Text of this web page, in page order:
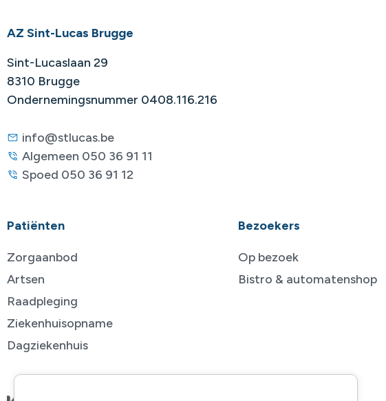
AZ Sint-Lucas Brugge
Sint-Lucaslaan 29
8310 Brugge
Ondernemingsnummer 0408.116.216
info@stlucas.be
Algemeen 050 36 91 11
Spoed 050 36 91 12
Patiënten
Zorgaanbod
Artsen
Raadpleging
Ziekenhuisopname
Dagziekenhuis
Bezoekers
Op bezoek
Bistro & automatenshop